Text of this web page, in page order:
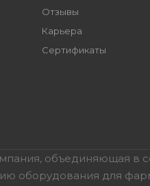
Отзывы
Карьера
Сертификаты
объединяющая в
оборудования для